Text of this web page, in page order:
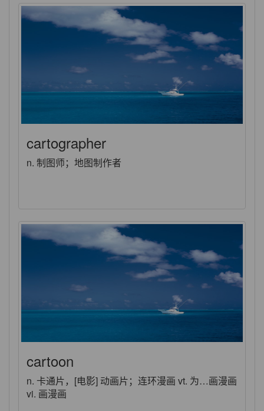
cartographer
n. 制图师；地图制作者
cartoon
n. 卡通片，[电影] 动画片；连环漫画 vt. 为…画漫画
vi. 画漫画